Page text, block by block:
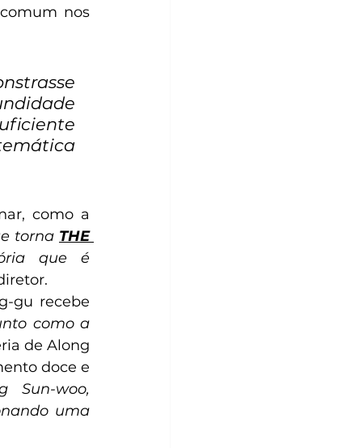
nos
como a
torna THE
que é
gu recebe
como a
de Along
doce e
Sun-woo,
uma